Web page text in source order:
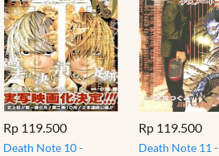
Rp 119.500
Death Note 10 -
Rp 119.500
Death Note 11 -